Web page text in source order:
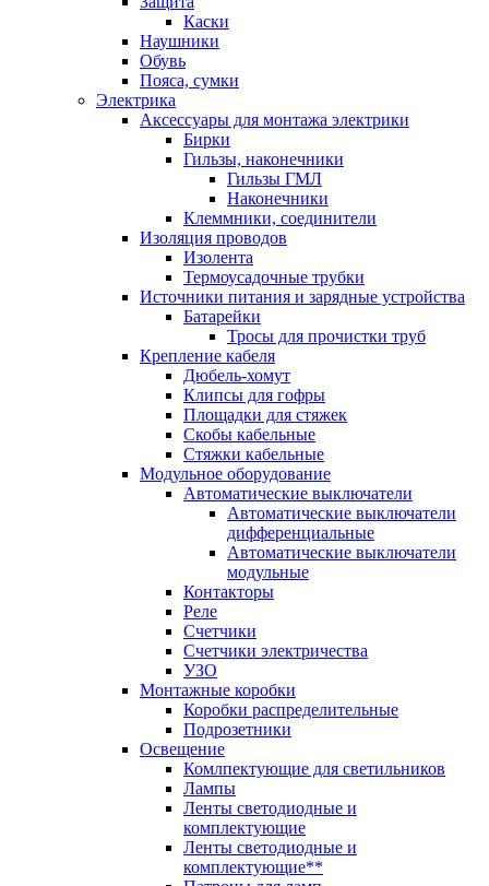
Каски
Наушники
Обувь
Пояса, сумки
Электрика
Аксессуары для монтажа электрики
Бирки
Гильзы, наконечники
Гильзы ГМЛ
Наконечники
Клеммники, соединители
Изоляция проводов
Изолента
Термоусадочные трубки
Источники питания и зарядные устройства
Батарейки
Тросы для прочистки труб
Крепление кабеля
Дюбель-хомут
Клипсы для гофры
Площадки для стяжек
Скобы кабельные
Стяжки кабельные
Модульное оборудование
Автоматические выключатели
Автоматические выключатели
дифференциальные
Автоматические выключатели
модульные
Контакторы
Реле
Счетчики
Счетчики электричества
УЗО
Монтажные коробки
Коробки распределительные
Подрозетники
Освещение
Комлпектующие для светильников
Лампы
Ленты светодиодные и
комплектующие
Ленты светодиодные и
комплектующие**